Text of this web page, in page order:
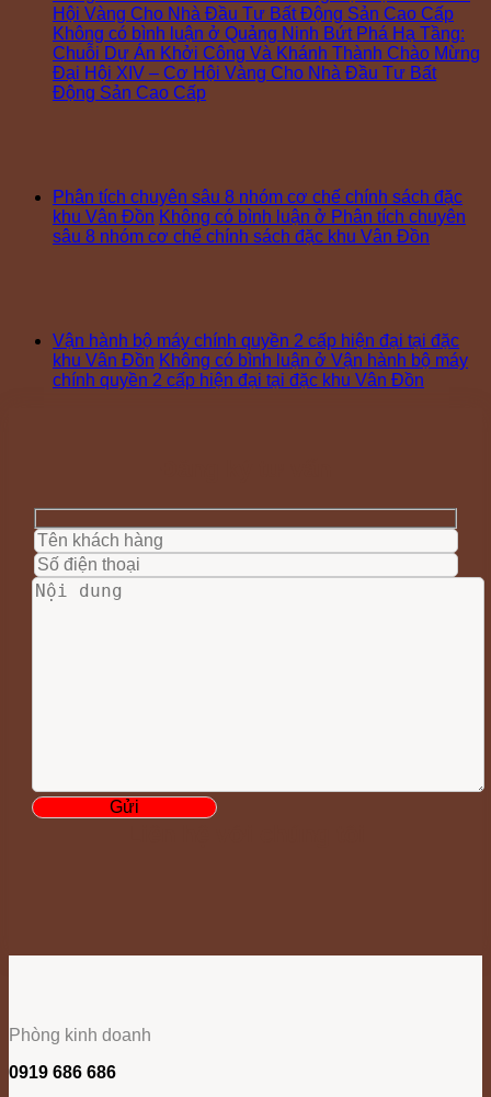
Hội Vàng Cho Nhà Đầu Tư Bất Động Sản Cao Cấp
Không có bình luận ở Quảng Ninh Bứt Phá Hạ Tầng:
Chuỗi Dự Án Khởi Công Và Khánh Thành Chào Mừng
Đại Hội XIV – Cơ Hội Vàng Cho Nhà Đầu Tư Bất
Động Sản Cao Cấp
Phân tích chuyên sâu 8 nhóm cơ chế chính sách đặc
khu Vân Đồn Không có bình luận ở Phân tích chuyên
sâu 8 nhóm cơ chế chính sách đặc khu Vân Đồn
Vận hành bộ máy chính quyền 2 cấp hiện đại tại đặc
khu Vân Đồn Không có bình luận ở Vận hành bộ máy
chính quyền 2 cấp hiện đại tại đặc khu Vân Đồn
Phòng kinh doanh
0919 686 686